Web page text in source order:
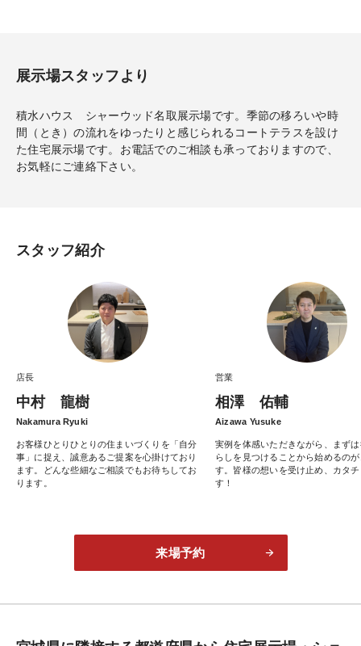
展示場スタッフより
積水ハウス シャーウッド名取展示場です。季節の移ろいや時
間（とき）の流れをゆったりと感じられるコートテラスを設け
た住宅展示場です。お電話でのご相談も承っておりますので、
お気軽にご連絡下さい。
スタッフ紹介
店長
中村 龍樹
Nakamura Ryuki
お客様ひとりひとりの住まいづくりを「自分
事」に捉え、誠意あるご提案を心掛けており
ます。どんな些細なご相談でもお待ちしてお
ります。
営業
相澤 佑輔
Aizawa Yusuke
実例を体感いただきながら、まず
らしを見つけることから始めるの
す。皆様の想いを受け止め、カタ
す！
来場予約